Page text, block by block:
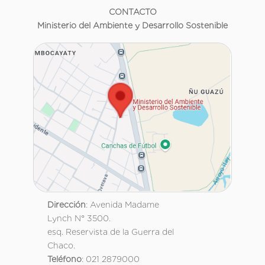
CONTACTO
Ministerio del Ambiente y Desarrollo Sostenible
Dirección: Avenida Madame
Lynch N° 3500.
esq. Reservista de la Guerra del
Chaco.
Teléfono: 021 2879000